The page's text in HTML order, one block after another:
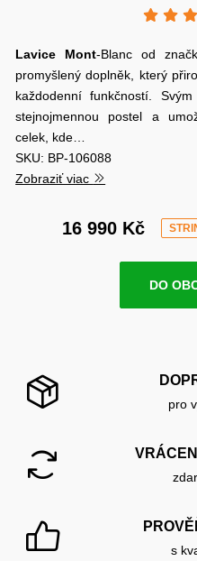
Lavice Mont-Blanc od
promyšlený doplněk, který
každodenní funkčností.
stejnojmennou postel a
celek, kde…
SKU: BP-106088
Zobraziť viac
16 990 Kč
DO
pro
s